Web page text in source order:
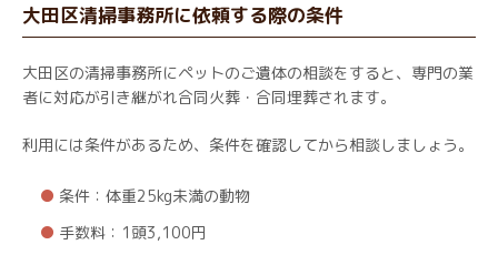
大田区清掃事務所に依頼する際の条件
大田区の清掃事務所にペットのご遺体の相談をすると、専門の業
者に対応が引き継がれ合同火葬・合同埋葬されます。
利用には条件があるため、条件を確認してから相談しましょう。
条件：体重25kg未満の動物
手数料：1頭3,100円